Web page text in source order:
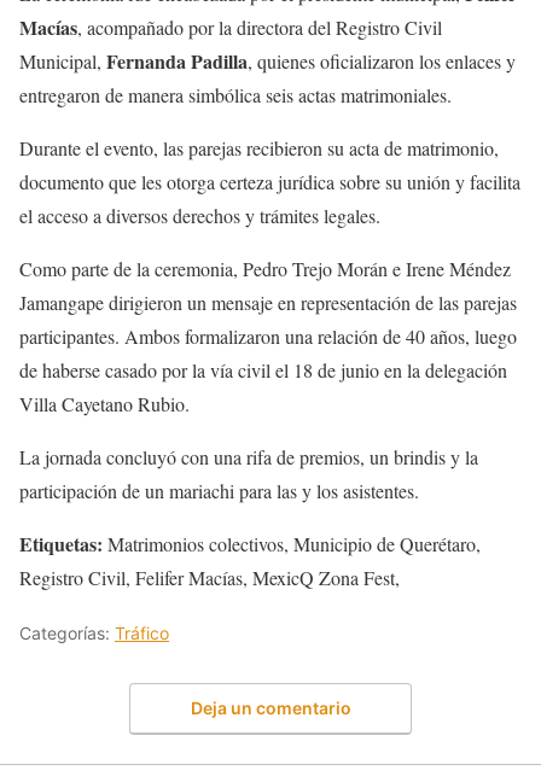
Macías, acompañado por la directora del Registro Civil
Municipal, Fernanda Padilla, quienes oficializaron los enlaces y
entregaron de manera simbólica seis actas matrimoniales.
Durante el evento, las parejas recibieron su acta de matrimonio,
documento que les otorga certeza jurídica sobre su unión y facilita
el acceso a diversos derechos y trámites legales.
Como parte de la ceremonia, Pedro Trejo Morán e Irene Méndez
Jamangape dirigieron un mensaje en representación de las parejas
participantes. Ambos formalizaron una relación de 40 años, luego
de haberse casado por la vía civil el 18 de junio en la delegación
Villa Cayetano Rubio.
La jornada concluyó con una rifa de premios, un brindis y la
participación de un mariachi para las y los asistentes.
Etiquetas: Matrimonios colectivos, Municipio de Querétaro,
Registro Civil, Felifer Macías, MexicQ Zona Fest,
Categorías: Tráfico
Deja un comentario